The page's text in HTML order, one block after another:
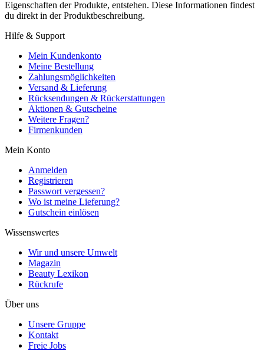
Eigenschaften der Produkte, entstehen. Diese Informationen findest
du direkt in der Produktbeschreibung.
Hilfe & Support
Mein Kundenkonto
Meine Bestellung
Zahlungsmöglichkeiten
Versand & Lieferung
Rücksendungen & Rückerstattungen
Aktionen & Gutscheine
Weitere Fragen?
Firmenkunden
Mein Konto
Anmelden
Registrieren
Passwort vergessen?
Wo ist meine Lieferung?
Gutschein einlösen
Wissenswertes
Wir und unsere Umwelt
Magazin
Beauty Lexikon
Rückrufe
Über uns
Unsere Gruppe
Kontakt
Freie Jobs